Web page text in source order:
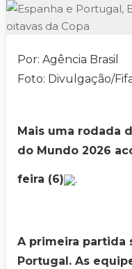
Por: Agência Brasil
Foto: Divulgação/
Mais uma rodada
do Mundo 2026
feira (6) .
A primeira partida
Portugal. As